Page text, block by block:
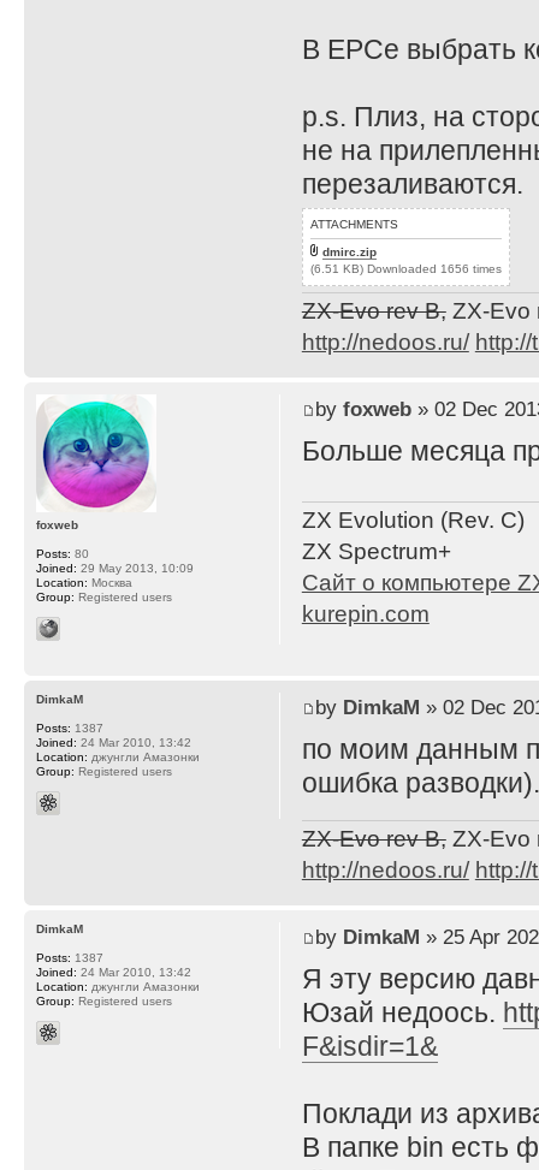
В ЕРСе выбрать
p.s. Плиз, на
не на
перезаливаются.
ATTACHMENTS
dmirc.zip
(6.51 KB) Downloaded 1656 times
ZX-Evo rev B,ZX-Evo
http://nedoos.ru/
by foxweb» 02 Dec
Больше месяца
ZX Evolution (Rev. C)
ZX Spectrum+
Сайт о компьютере
kurepin.com
foxweb
Posts: 80
Joined: 29 May 2013, 10:09
Location: Москва
Group: Registered users
by DimkaM » 02 Dec
по моим данным
ошибка
ZX-Evo rev B,ZX-Evo
http://nedoos.ru/
DimkaM
Posts: 1387
Joined: 24 Mar 2010, 13:42
Location: джунгли Амазонки
Group: Registered users
by DimkaM » 25 Apr
Я эту версию
Юзай недоось.
F&isdir=1&
Поклади из
В папке bin есть
DimkaM
Posts: 1387
Joined: 24 Mar 2010, 13:42
Location: джунгли Амазонки
Group: Registered users